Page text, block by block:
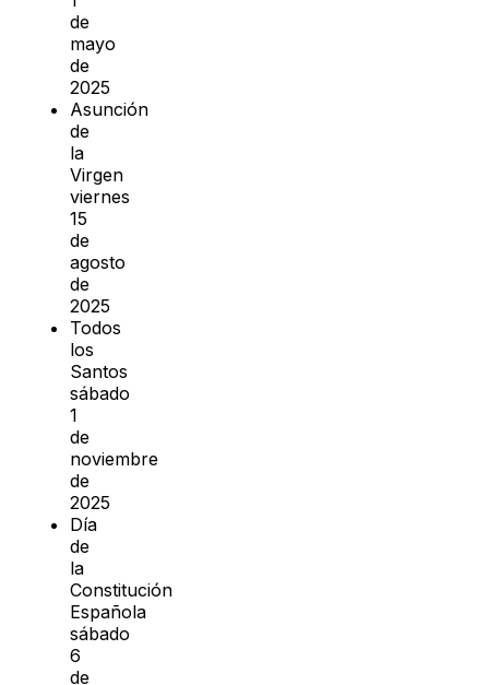
de
mayo
de
2025
Asunción
de
la
Virgen
viernes
15
de
agosto
de
2025
Todos
los
Santos
sábado
1
de
noviembre
de
2025
Día
de
la
Constitución
Española
sábado
6
de